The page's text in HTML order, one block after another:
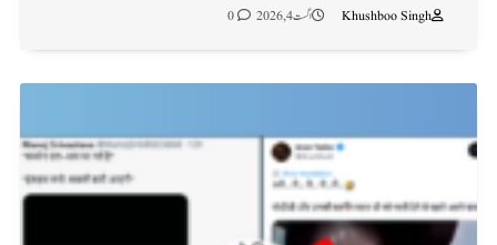
Khushboo Singh
اگست 4, 2026 0